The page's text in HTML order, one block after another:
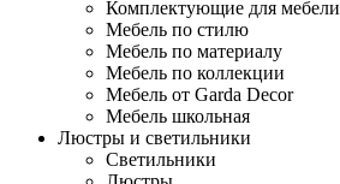
Комплектующие для мебели
Мебель по стилю
Мебель по материалу
Мебель по коллекции
Мебель от Garda Decor
Мебель школьная
Люстры и светильники
Светильники